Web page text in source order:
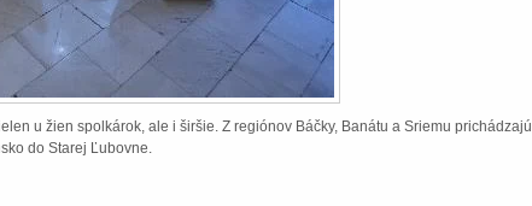
u žien spolkárok, ale i širšie. Z regiónov Báčky, Banátu a Sriemu prichádzajú
do Starej Ľubovne.